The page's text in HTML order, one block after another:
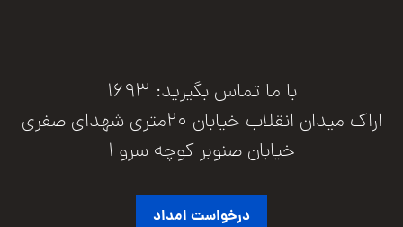
با ما تماس بگیرید: 1693
اراک میدان انقلاب خیابان 20متری شهدای صفری
خیابان صنوبر کوچه سرو 1
درخواست امداد